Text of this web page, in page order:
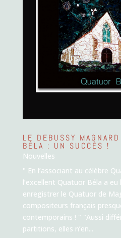
LE DEBUSSY
BÉLA : UN SUCCÈS !
Nouvelles
" En l’associant au célèbre
l’excellent Quatuor Béla a
enregistrer le Quatuor de
compositeurs français
contemporains ! " "Aussi
partitions, elles n’en...